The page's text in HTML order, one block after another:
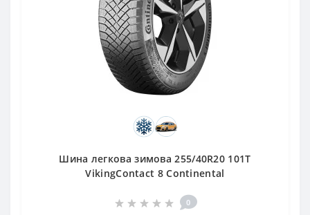
Шина легкова зимова 255/40R20 101T
VikingContact 8 Continental
0